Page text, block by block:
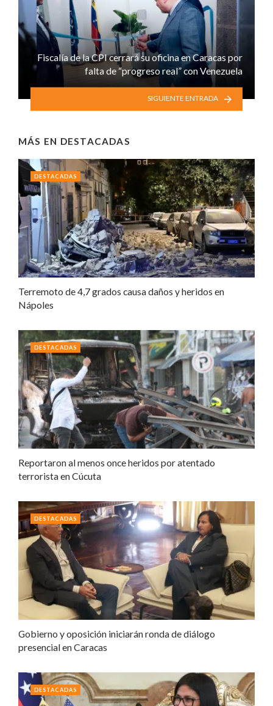
Fiscalía de la CPI cerrará su oficina en Caracas por
falta de “progreso real” con Venezuela
SIGUIENTE ENTRADA
MÁS EN DESTACADAS
Terremoto de 4,7 grados causa daños y heridos en
Nápoles
DESTACADAS
Reportaron al menos once heridos por atentado
terrorista en Cúcuta
DESTACADAS
Gobierno y oposición iniciarán ronda de diálogo
presencial en Caracas
DESTACADAS
DESTACADAS